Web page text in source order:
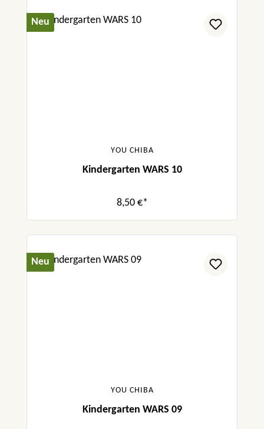
Neu
YOU CHIBA
Kindergarten WARS 10
8,50 €*
Neu
YOU CHIBA
Kindergarten WARS 09